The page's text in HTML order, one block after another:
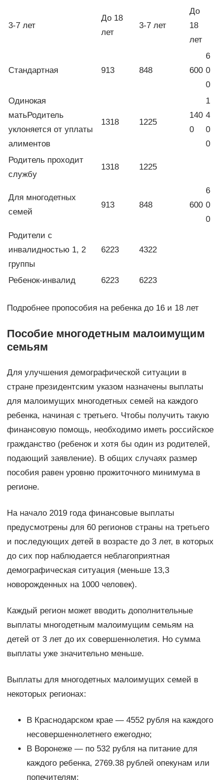
3-7 лет
До 18
лет
3-7 лет
До
18
лет
Стандартная 913 848 600
6
0
0
Одинокая
матьРодитель
уклоняется от уплаты
алиментов
1318 1225
140
0
1
4
0
0
Родитель проходит
службу
1318 1225
Для многодетных
семей
913 848 600
6
0
0
Родители с
инвалидностью 1, 2
группы
6223 4322
Ребенок-инвалид 6223 6223
Подробнее пропособия на ребенка до 16 и 18 лет
Пособие многодетным малоимущим
семьям
Для улучшения демографической ситуации в
стране президентским указом назначены выплаты
для малоимущих многодетных семей на каждого
ребенка, начиная с третьего. Чтобы получить такую
финансовую помощь, необходимо иметь российское
гражданство (ребенок и хотя бы один из родителей,
подающий заявление). В общих случаях размер
пособия равен уровню прожиточного минимума в
регионе.
На начало 2019 года финансовые выплаты
предусмотрены для 60 регионов страны на третьего
и последующих детей в возрасте до 3 лет, в которых
до сих пор наблюдается неблагоприятная
демографическая ситуация (меньше 13,3
новорожденных на 1000 человек).
Каждый регион может вводить дополнительные
выплаты многодетным малоимущим семьям на
детей от 3 лет до их совершеннолетия. Но сумма
выплаты уже значительно меньше.
Выплаты для многодетных малоимущих семей в
некоторых регионах:
В Краснодарском крае — 4552 рубля на каждого
несовершеннолетнего ежегодно;
В Воронеже — по 532 рубля на питание для
каждого ребенка, 2769.38 рублей опекунам или
попечителям;